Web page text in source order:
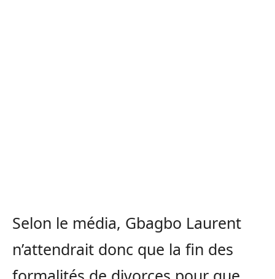
Selon le média, Gbagbo Laurent
n’attendrait donc que la fin des